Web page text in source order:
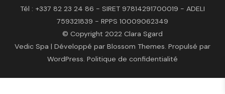
Tél : +337 82 23 24 86 - SIRET 97814291700019 - ADELI
759321839 - RPPS 10009062349
© Copyright 2022 Clara Sgard
Vedic Spa | Développé par Blossom Themes. Propulsé par
WordPress. Politique de confidentialité